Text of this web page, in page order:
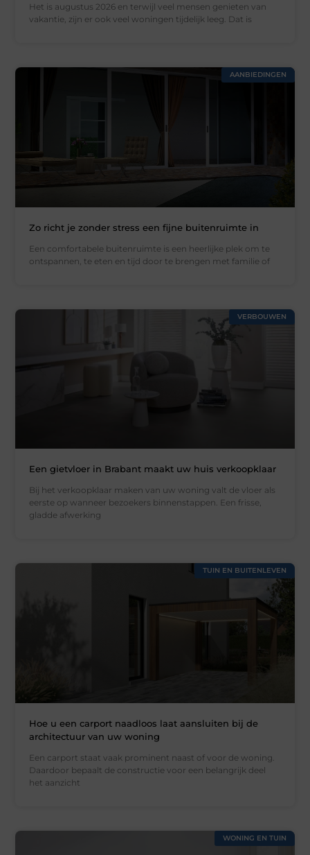
Het is augustus 2026 en terwijl veel mensen genieten van
vakantie, zijn er ook veel woningen tijdelijk leeg. Dat is
AANBIEDINGEN
Zo richt je zonder stress een fijne buitenruimte in
Een comfortabele buitenruimte is een heerlijke plek om te
ontspannen, te eten en tijd door te brengen met familie of
VERBOUWEN
Een gietvloer in Brabant maakt uw huis verkoopklaar
Bij het verkoopklaar maken van uw woning valt de vloer als
eerste op wanneer bezoekers binnenstappen. Een frisse,
gladde afwerking
TUIN EN BUITENLEVEN
Hoe u een carport naadloos laat aansluiten bij de
architectuur van uw woning
Een carport staat vaak prominent naast of voor de woning.
Daardoor bepaalt de constructie voor een belangrijk deel
het aanzicht
WONING EN TUIN